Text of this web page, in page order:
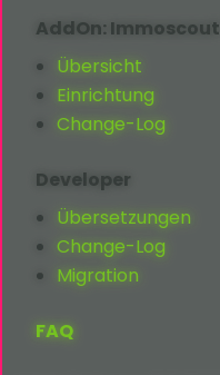
AddOn: Immoscout
Übersicht
Einrichtung
Change-Log
Developer
Übersetzungen
Change-Log
Migration
FAQ